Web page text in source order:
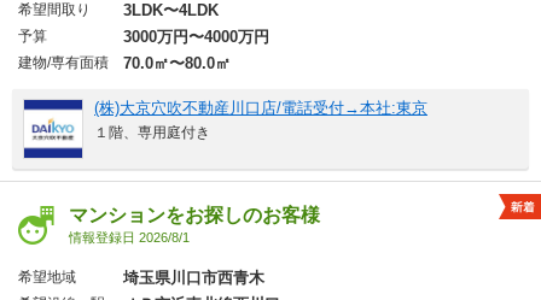
希望間取り 3LDK〜4LDK
予算 3000万円〜4000万円
建物/専有面積 70.0㎡〜80.0㎡
(株)大京穴吹不動産川口店/電話受付→本社:東京
１階、専用庭付き
マンションをお探しのお客様
情報登録日 2026/8/1
希望地域 埼玉県川口市西青木